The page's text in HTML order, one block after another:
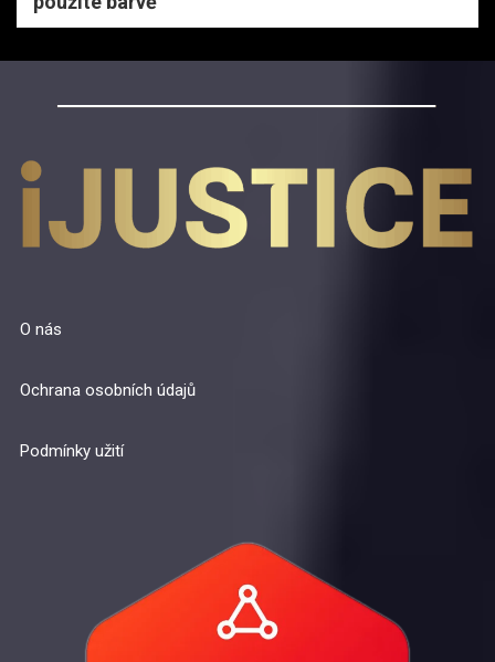
O nás
Ochrana osobních údajů
Podmínky užití